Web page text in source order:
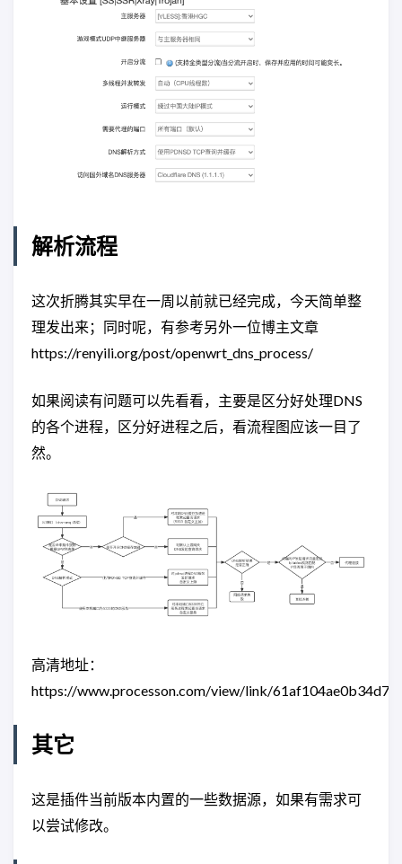
解析流程
这次折腾其实早在一周以前就已经完成，今天简单整
理发出来；同时呢，有参考另外一位博主文章
https://renyili.org/post/openwrt_dns_process/
如果阅读有问题可以先看看，主要是区分好处理DNS
的各个进程，区分好进程之后，看流程图应该一目了
然。
高清地址：
https://www.processon.com/view/link/
其它
这是插件当前版本内置的一些数据源，如果有需求可
以尝试修改。